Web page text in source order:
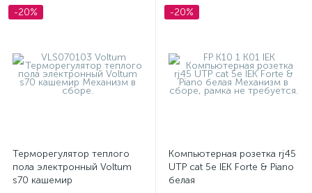
-20%
Терморегулятор теплого
пола электронный Voltum
s70 кашемир
-20%
Компьютерная розетка rj45
UTP cat 5e IEK Forte & Piano
белая